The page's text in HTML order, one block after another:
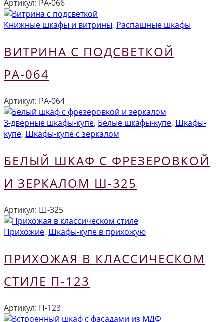
Артикул: РА-066
Книжные шкафы и витрины, Распашные шкафы
ВИТРИНА С ПОДСВЕТКОЙ
РА-064
Артикул: РА-064
3-дверные шкафы-купе, Белые шкафы-купе, Шкафы-
купе, Шкафы-купе с зеркалом
БЕЛЫЙ ШКАФ С ФРЕЗЕРОВКОЙ
И ЗЕРКАЛОМ Ш-325
Артикул: Ш-325
Прихожие, Шкафы-купе в прихожую
ПРИХОЖАЯ В КЛАССИЧЕСКОМ
СТИЛЕ П-123
Артикул: П-123